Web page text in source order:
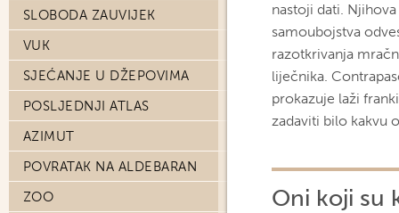
SLOBODA ZAUVIJEK
VUK
SJEĆANJE U DŽEPOVIMA
POSLJEDNJI ATLAS
AZIMUT
POVRATAK NA ALDEBARAN
ZOO
nastoji dati.
samoubojstva
razotkrivanja
liječnika.
prokazuje laži
zadaviti bilo kakvu
Oni koji su